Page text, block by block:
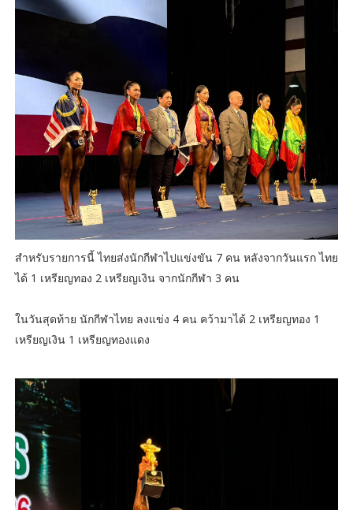
สำหรับรายการนี้ ไทยส่งนักกีฬาไปแข่งขัน 7 คน หลังจากวันแรก ไทย
ได้ 1 เหรียญทอง 2 เหรียญเงิน จากนักกีฬา 3 คน
ในวันสุดท้าย นักกีฬาไทย ลงแข่ง 4 คน คว้ามาได้ 2 เหรียญทอง 1
เหรียญเงิน 1 เหรียญทองแดง